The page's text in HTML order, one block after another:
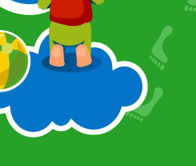
Lasīt vairāk
Lasīt vairāk